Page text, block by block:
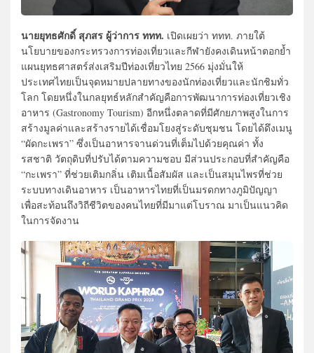
นายยุทธศักดิ์ สุภสร ผู้ว่าการ ททท. เปิดเผยว่า ททท. ภายใต้
นโยบายของกระทรวงการท่องเที่ยวและกีฬายังคงเดินหน้าตอกย้ำ
แผนยุทธศาสตร์ส่งเสริมปีท่องเที่ยวไทย 2566 มุ่งมั่นให้
ประเทศไทยเป็นจุดหมายปลายทางของนักท่องเที่ยวและนักชิมทั่ว
โลก โดยหนึ่งในกลยุทธ์หลักสำคัญคือการพัฒนาการท่องเที่ยวเชิง
อาหาร (Gastronomy Tourism) อีกหนึ่งตลาดที่มีศักยภาพสูงในการ
สร้างมูลค่าและสร้างรายได้เชื่อมโยงสู่ระดับชุมชน โดยได้ดึงเมนู
“ผัดกะเพรา” ซึ่งเป็นอาหารจานด่วนที่เต็มไปด้วยคุณค่า ทั้ง
รสชาติ วัตถุดิบที่ปรับได้ตามความชอบ มีส่วนประกอบที่สำคัญคือ
“กะเพรา” ที่ช่วยเติมกลิ่น เติมเนื้อสัมผัส และเป็นสมุนไพรที่ช่วย
ระบบทางเดินอาหาร เป็นอาหารไทยที่เป็นมรดกทางภูมิปัญญา
เพื่อสะท้อนถึงวิถีชีวิตของคนไทยที่มีมาแต่โบราณ มาเป็นแนวคิด
ในการจัดงาน